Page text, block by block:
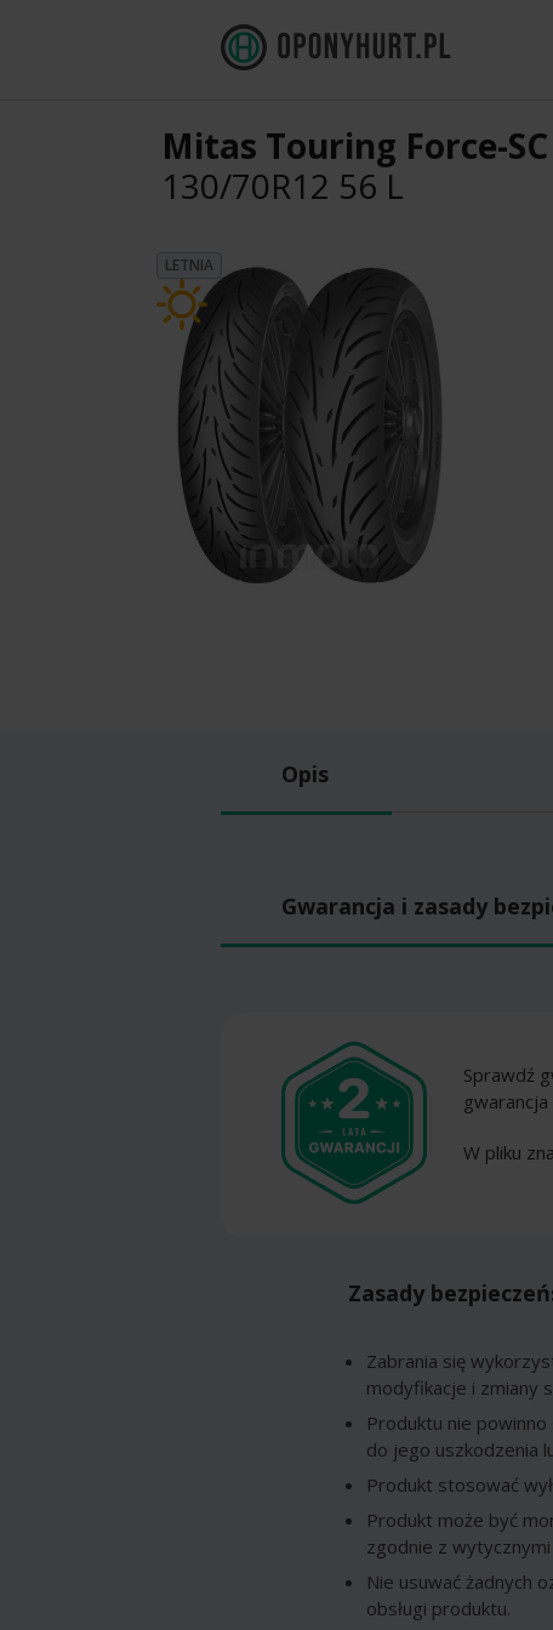
Mitas Touring Force-SC
130/70R12 56 L
LETNIA
Opis
Gwarancja i zasady
Sprawdź
W pliku
Zasady
Zabrania się
modyfikacje i zmiany
Produktu nie
do jego uszkodzenia
Produkt stosować
Produkt może być
zgodnie z
Nie usuwać żadnych
obsługi produktu.